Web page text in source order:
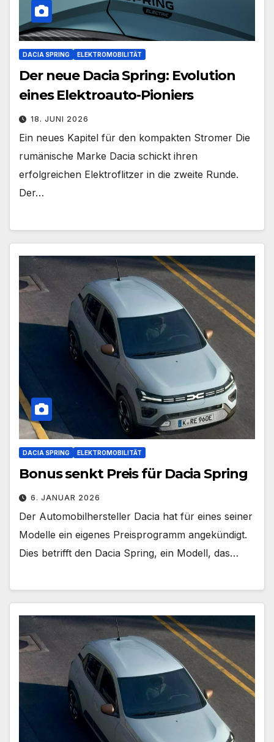
DACIA SPRING ELEKTROMOBILITÄT
Der neue Dacia Spring: Evolution
eines Elektroauto-Pioniers
18. JUNI 2026
Ein neues Kapitel für den kompakten Stromer Die
rumänische Marke Dacia schickt ihren
erfolgreichen Elektroflitzer in die zweite Runde.
Der…
DACIA SPRING ELEKTROMOBILITÄT
Bonus senkt Preis für Dacia Spring
6. JANUAR 2026
Der Automobilhersteller Dacia hat für eines seiner
Modelle ein eigenes Preisprogramm angekündigt.
Dies betrifft den Dacia Spring, ein Modell, das…